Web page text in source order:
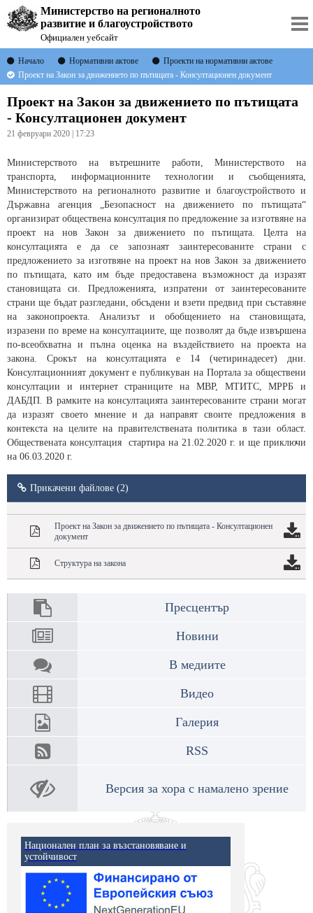
Министерство на регионалното
развитие и благоустройството
Официален уебсайт
Начало Нормативни актове
Проекти на нормативни актове
Проект на Закон за движението по пътищата - Консултационен документ
Проект на Закон за движението по пътищата
- Консултационен документ
21 февруари 2020 | 17:23
Министерството на вътрешните работи, Министерството на
транспорта, информационните технологии и съобщенията,
Министерството на регионалното развитие и благоустройството и
Държавна агенция „Безопасност на движението по пътищата“
организират обществена консултация по предложение за изготвяне на
проект на нов Закон за движението по пътищата. Целта на
консултацията е да се запознаят заинтересованите страни с
предложението за изготвяне на проект на нов Закон за движението
по пътищата, като им бъде предоставена възможност да изразят
становищата си. Предложенията, изпратени от заинтересованите
страни ще бъдат разгледани, обсъдени и взети предвид при съставяне
на законопроекта. Анализът и обобщението на становищата,
изразени по време на консултациите, ще позволят да бъде извършена
по-всеобхватна и пълна оценка на въздействието на проекта на
закона. Срокът на консултацията е 14 (четиринадесет) дни.
Консултационният документ е публикуван на Портала за обществени
консултации и интернет страниците на МВР, МТИТС, МРРБ и
ДАБДП. В рамките на консултацията заинтересованите страни могат
да изразят своето мнение и да направят своите предложения в
контекста на целите на правителствената политика в тази област.
Обществената консултация стартира на 21.02.2020 г. и ще приключи
на 06.03.2020 г.
Прикачени файлове (2)
Проект на Закон за движението по пътищата - Консултационен
документ
Структура на закона
Пресцентър
Новини
В медиите
Видео
Галерия
RSS
Версия за хора с намалено зрение
Национален план за възстановяване и
устойчивост